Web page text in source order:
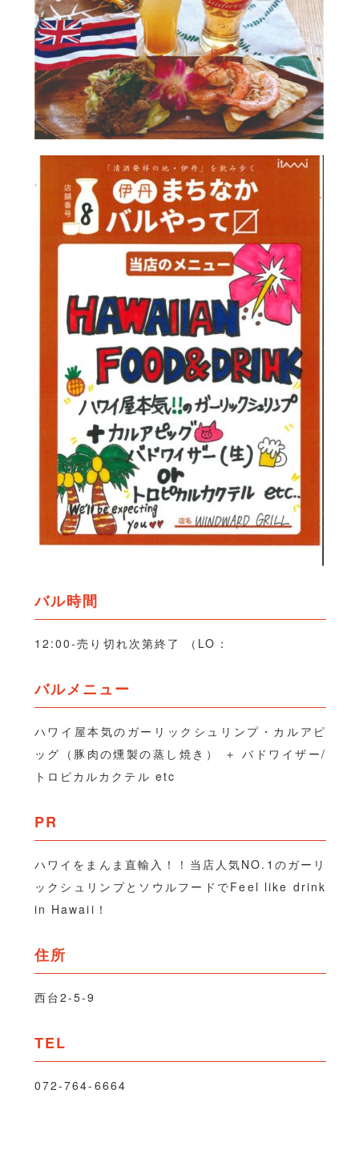
バル時間
12:00-売り切れ次第終了 （LO：
バルメニュー
ハワイ屋本気のガーリックシュリンプ・カルアピ
ッグ（豚肉の燻製の蒸し焼き） ＋ バドワイザー/
トロピカルカクテル etc
PR
ハワイをまんま直輸入！！当店人気NO.1のガーリ
ックシュリンプとソウルフードでFeel like drink
in Hawaii！
住所
西台2-5-9
TEL
072-764-6664